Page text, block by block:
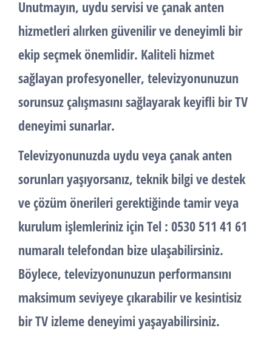
Unutmayın, uydu servisiveçanak anten
hizmetleri alırken güvenilir ve deneyimli bir
ekip seçmek önemlidir. Kaliteli hizmet
sağlayan profesyoneller, televizyonunuzun
sorunsuz çalışmasını sağlayarak keyifli bir TV
deneyimi sunarlar.
Televizyonunuzda uydu veya çanak anten
sorunları yaşıyorsanız, teknik bilgi ve destek
ve çözüm önerileri gerektiğinde tamir veya
kurulum işlemleriniz için Tel : 0530 511 41 61
numaralı telefondan bize ulaşabilirsiniz.
Böylece, televizyonunuzun performansını
maksimum seviyeye çıkarabilir ve kesintisiz
bir TV izleme deneyimi yaşayabilirsiniz.